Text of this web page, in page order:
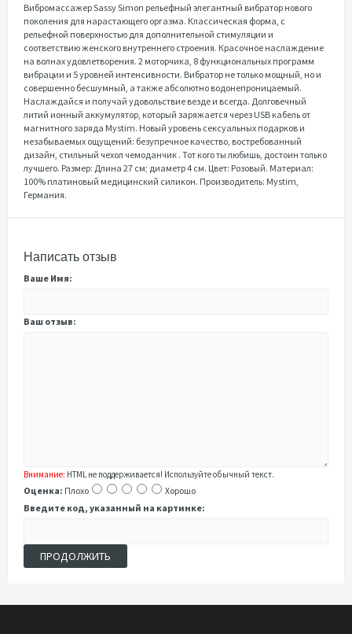
Вибромассажер Sassy Simon рельефный элегантный вибратор нового
поколения для нарастающего оргазма. Классическая форма, с
рельефной поверхностью для дополнительной стимуляции и
соответствию женского внутреннего строения. Красочное наслаждение
на волнах удовлетворения. 2 моторчика, 8 функциональных программ
вибрации и 5 уровней интенсивности. Вибратор не только мощный, но и
совершенно бесшумный, а также абсолютно водонепроницаемый.
Наслаждайся и получай удовольствие везде и всегда. Долговечный
литий ионный аккумулятор, который заряжается через USB кабель от
магнитного заряда Mystim. Новый уровень сексуальных подарков и
незабываемых ощущений: безупречное качество, востребованный
дизайн, стильный чехол чемоданчик . Тот кого ты любишь, достоин только
лучшего. Размер: Длина 27 см; диаметр 4 см. Цвет: Розовый. Материал:
100% платиновый медицинский силикон. Производитель: Mystim,
Германия.
Написать отзыв
Ваше Имя:
Ваш отзыв:
Внимание: HTML не поддерживается! Используйте обычный текст.
Оценка: Плохо
Хорошо
Введите код, указанный на картинке:
ПРОДОЛЖИТЬ